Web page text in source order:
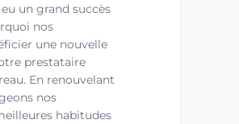
un grand succès
nos
une nouvelle
prestataire
En renouvelant
nos
habitudes